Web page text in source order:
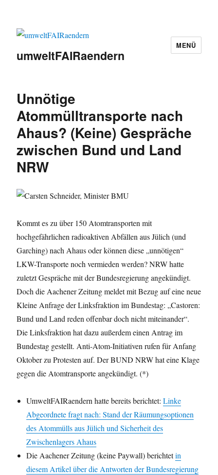
umweltFAIRaendern
MENÜ
Unnötige
Atommülltransporte nach
Ahaus? (Keine) Gespräche
zwischen Bund und Land
NRW
Kommt es zu über 150 Atomtransporten mit
hochgefährlichen radioaktiven Abfällen aus Jülich (und
Garching) nach Ahaus oder können diese „unnötigen“
LKW-Transporte noch vermieden werden? NRW hatte
zuletzt Gespräche mit der Bundesregierung angekündigt.
Doch die Aachener Zeitung meldet mit Bezug auf eine neue
Kleine Anfrage der Linksfraktion im Bundestag: „Castoren:
Bund und Land reden offenbar doch nicht miteinander“.
Die Linksfraktion hat dazu außerdem einen Antrag im
Bundestag gestellt. Anti-Atom-Initiativen rufen für Anfang
Oktober zu Protesten auf. Der BUND NRW hat eine Klage
gegen die Atomtransporte angekündigt. (*)
UmweltFAIRaendern hatte bereits berichtet:Linke
Abgeordnete fragt nach: Stand der Räumungsoptionen
des Atommülls aus Jülich und Sicherheit des
Zwischenlagers Ahaus
Die Aachener Zeitung (keine Paywall) berichtetin
diesem Artikel über die Antworten der Bundesregierung